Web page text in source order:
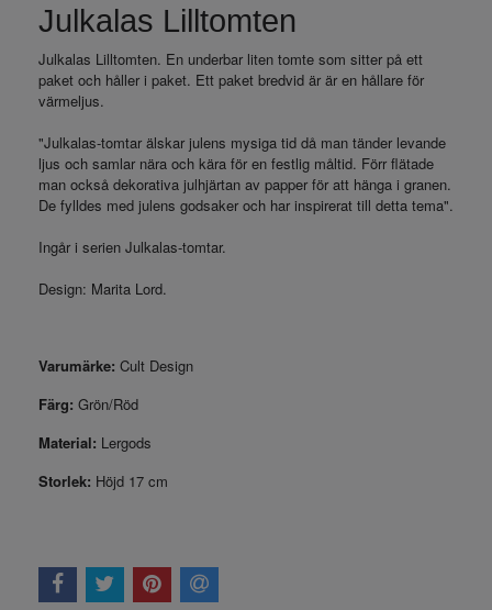
Julkalas Lilltomten
Julkalas Lilltomten. En underbar liten tomte som sitter på ett
paket och håller i paket. Ett paket bredvid är är en hållare för
värmeljus.
"Julkalas-tomtar älskar julens mysiga tid då man tänder levande
ljus och samlar nära och kära för en festlig måltid. Förr flätade
man också dekorativa julhjärtan av papper för att hänga i granen.
De fylldes med julens godsaker och har inspirerat till detta tema".
Ingår i serien Julkalas-tomtar.
Design: Marita Lord.
Varumärke: Cult Design
Färg: Grön/Röd
Material: Lergods
Storlek: Höjd 17 cm